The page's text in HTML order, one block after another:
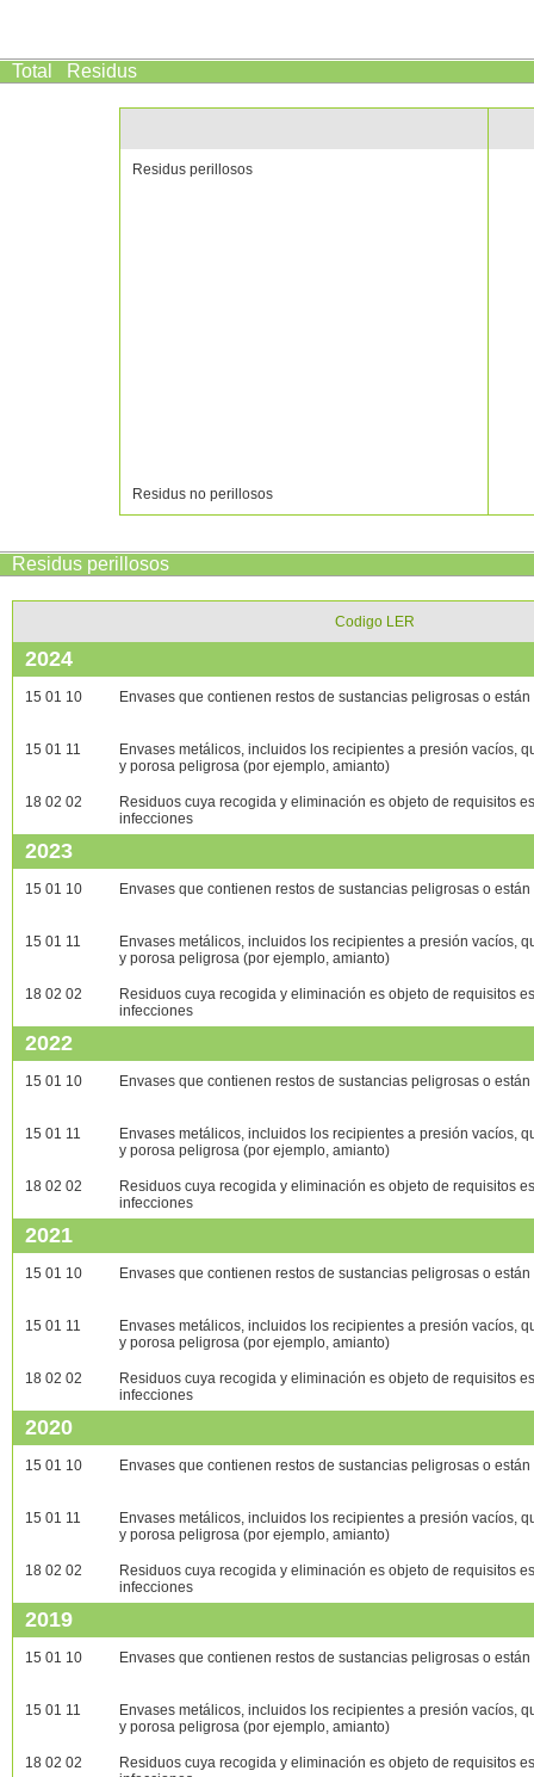
Total Residus
Residus perillosos
Residus no perillosos
Residus perillosos
Codigo LER
2024
15 01 10 Envases que contienen restos de sustancias peligrosas o
15 01 11
Envases metálicos, incluidos los recipientes a presión vacíos,
y porosa peligrosa (por ejemplo, amianto)
18 02 02
Residuos cuya recogida y eliminación es objeto de requisitos
infecciones
2023
15 01 10 Envases que contienen restos de sustancias peligrosas o
15 01 11
Envases metálicos, incluidos los recipientes a presión vacíos,
y porosa peligrosa (por ejemplo, amianto)
18 02 02
Residuos cuya recogida y eliminación es objeto de requisitos
infecciones
2022
15 01 10 Envases que contienen restos de sustancias peligrosas o
15 01 11
Envases metálicos, incluidos los recipientes a presión vacíos,
y porosa peligrosa (por ejemplo, amianto)
18 02 02
Residuos cuya recogida y eliminación es objeto de requisitos
infecciones
2021
15 01 10 Envases que contienen restos de sustancias peligrosas o
15 01 11
Envases metálicos, incluidos los recipientes a presión vacíos,
y porosa peligrosa (por ejemplo, amianto)
18 02 02
Residuos cuya recogida y eliminación es objeto de requisitos
infecciones
2020
15 01 10 Envases que contienen restos de sustancias peligrosas o
15 01 11
Envases metálicos, incluidos los recipientes a presión vacíos,
y porosa peligrosa (por ejemplo, amianto)
18 02 02
Residuos cuya recogida y eliminación es objeto de requisitos
infecciones
2019
15 01 10 Envases que contienen restos de sustancias peligrosas o
15 01 11
Envases metálicos, incluidos los recipientes a presión vacíos,
y porosa peligrosa (por ejemplo, amianto)
18 02 02
Residuos cuya recogida y eliminación es objeto de requisitos